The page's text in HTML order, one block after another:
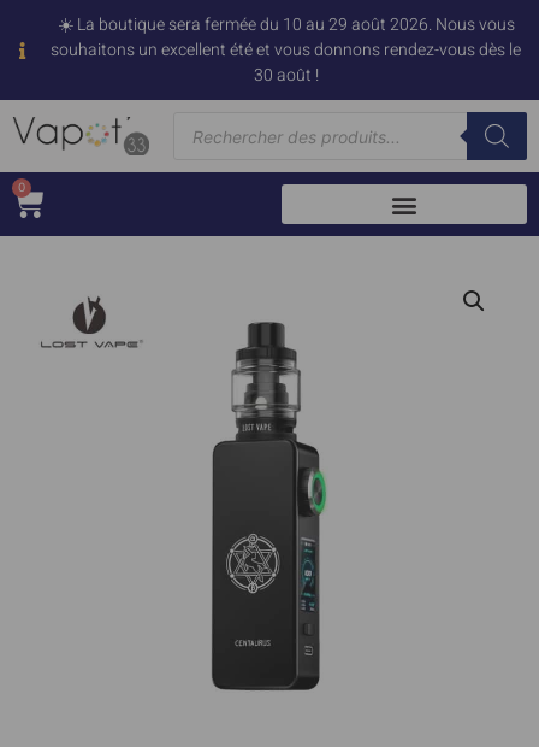
☀️ La boutique sera fermée du 10 au 29 août 2026. Nous vous
souhaitons un excellent été et vous donnons rendez-vous dès le
30 août !
0